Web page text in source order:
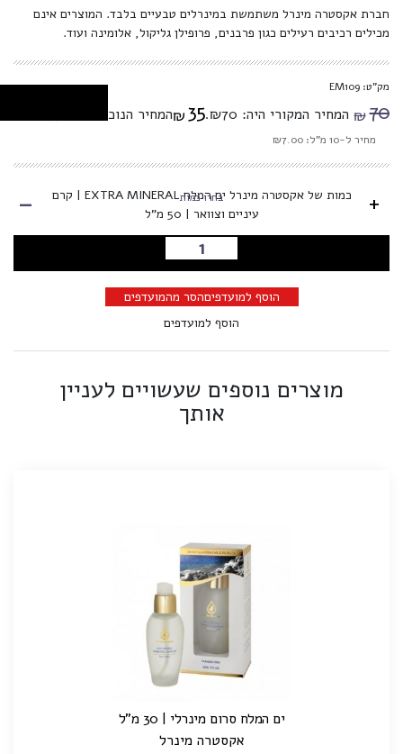
חברת אקסטרה מינרל משתמשת במינרלים טבעיים בלבד. המוצרים אינם
מכילים רכיבים רעילים כגון פרבנים, פרופילן גליקול, אלומינה ועוד.
מק"ט: EM109
₪70 המחיר המקורי היה: ₪70. ₪35 המחיר הנוכחי הוא: ₪35.
מחיר ל-10 מ"ל: ₪7.00
+
כמות של אקסטרה מינרל ים המלח EXTRA MINERAL | קרם
עיניים וצוואר | 50 מ"ל
בחרו כמות -
הוספה לסל
הוסף למועדפיםהסר מהמועדפים
הוסף למועדפים
מוצרים נוספים שעשויים לעניין
אותך
ים המלח סרום מינרלי | 30 מ"ל
אקסטרה מינרל